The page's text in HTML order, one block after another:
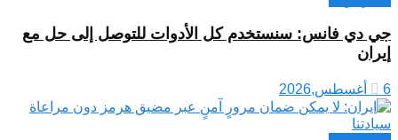
جي دي فانس: سنستخدم كل الأدوات للتوصل إلى حل مع
إيران
6 أغسطس,2026